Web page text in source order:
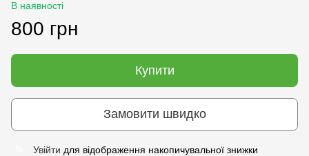
В наявності
800 грн
Купити
Замовити швидко
Увійти для відображення накопичувальної знижки